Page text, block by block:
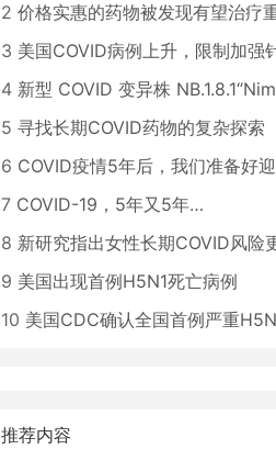
2 价格实惠的药物被发现有望治疗重症
3 美国COVID病例上升，限制加强针接种
4 新型 COVID 变异株 NB.1.8.1“Nimbus”现已在美
5 寻找长期COVID药物的复杂探索
6 COVID疫情5年后，我们准备好迎接下一次
7 COVID-19，5年又5年…
8 新研究指出女性长期COVID风险更高 少数族
9 美国出现首例H5N1死亡病例
10 美国CDC确认全国首例严重H5N1病例 加州
推荐内容